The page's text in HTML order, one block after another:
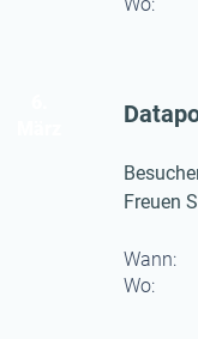
Freuen
Wann:
Wo: